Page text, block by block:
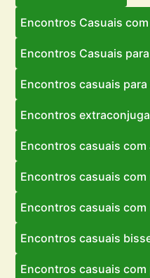
Encontros Casuais
Encontros Casuais
Encontros casuais
Encontros
Encontros casuais com
Encontros casuais
Encontros casuais com
Encontros casuais
Encontros casuais com